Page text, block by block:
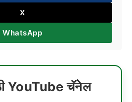
X
WhatsApp
YouTube चॅनेल